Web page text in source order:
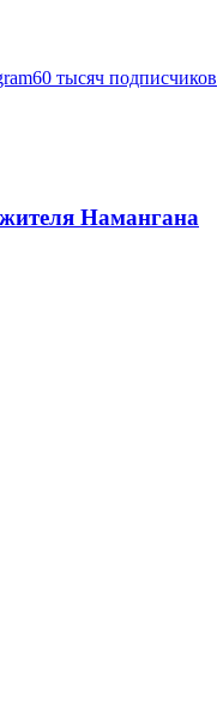
60 тысяч подписчиков
Намангана